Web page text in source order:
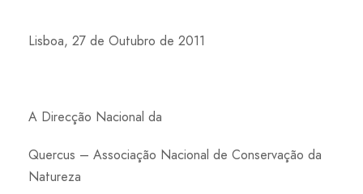
Lisboa, 27 de Outubro de 2011
A Direcção Nacional da
Quercus – Associação Nacional de Conservação da
Natureza